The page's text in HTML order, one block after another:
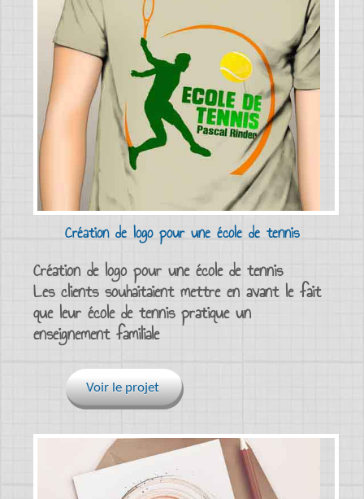
Création de logo pour une école de tennis
Création de logo pour une école de tennis
Les clients souhaitaient mettre en avant le fait
que leur école de tennis pratique un
enseignement familiale
Voir le projet